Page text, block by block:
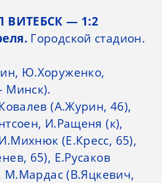
ВИТЕБСК — 1:2
Городской стадион.
Ю.Хоруженко,
Минск).
(А.Журин, 46),
И.Ращеня (к),
(Е.Кресс, 65),
65), Е.Русаков
М.Мардас (В.Яцкевич,